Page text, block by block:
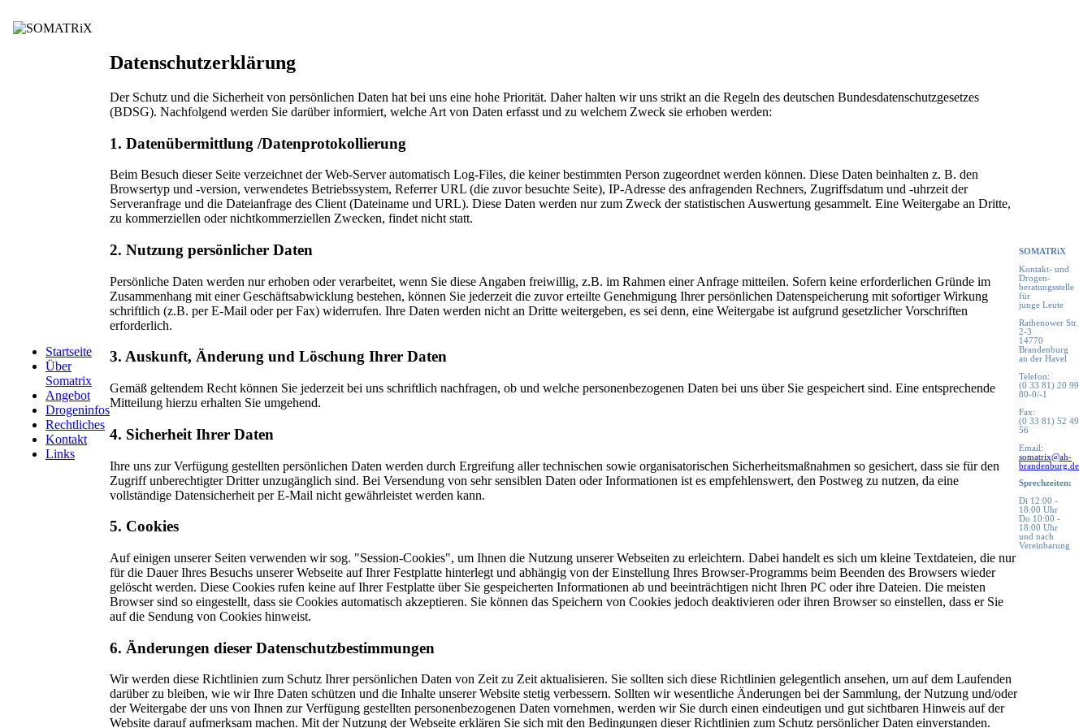
Startseite
Über
Somatrix
Angebot
Drogeninfos
Rechtliches
Kontakt
Links
Datenschutzerklärung
Der Schutz und die Sicherheit von persönlichen Daten hat bei uns eine hohe Priorität. Daher halten wir uns strikt an die Regeln des deutschen Bundesdatenschutzgesetzes
(BDSG). Nachfolgend werden Sie darüber informiert, welche Art von Daten erfasst und zu welchem Zweck sie erhoben werden:
1. Datenübermittlung /Datenprotokollierung
Beim Besuch dieser Seite verzeichnet der Web-Server automatisch Log-Files, die keiner bestimmten Person zugeordnet werden können. Diese Daten beinhalten z. B. den
Browsertyp und -version, verwendetes Betriebssystem, Referrer URL (die zuvor besuchte Seite), IP-Adresse des anfragenden Rechners, Zugriffsdatum und -uhrzeit der
Serveranfrage und die Dateianfrage des Client (Dateiname und URL). Diese Daten werden nur zum Zweck der statistischen Auswertung gesammelt. Eine Weitergabe an Dritte,
zu kommerziellen oder nichtkommerziellen Zwecken, findet nicht statt.
2. Nutzung persönlicher Daten
Persönliche Daten werden nur erhoben oder verarbeitet, wenn Sie diese Angaben freiwillig, z.B. im Rahmen einer Anfrage mitteilen. Sofern keine erforderlichen Gründe im
Zusammenhang mit einer Geschäftsabwicklung bestehen, können Sie jederzeit die zuvor erteilte Genehmigung Ihrer persönlichen Datenspeicherung mit sofortiger Wirkung
schriftlich (z.B. per E-Mail oder per Fax) widerrufen. Ihre Daten werden nicht an Dritte weitergeben, es sei denn, eine Weitergabe ist aufgrund gesetzlicher Vorschriften
erforderlich.
3. Auskunft, Änderung und Löschung Ihrer Daten
Gemäß geltendem Recht können Sie jederzeit bei uns schriftlich nachfragen, ob und welche personenbezogenen Daten bei uns über Sie gespeichert sind. Eine entsprechende
Mitteilung hierzu erhalten Sie umgehend.
4. Sicherheit Ihrer Daten
Ihre uns zur Verfügung gestellten persönlichen Daten werden durch Ergreifung aller technischen sowie organisatorischen Sicherheitsmaßnahmen so gesichert, dass sie für den
Zugriff unberechtigter Dritter unzugänglich sind. Bei Versendung von sehr sensiblen Daten oder Informationen ist es empfehlenswert, den Postweg zu nutzen, da eine
vollständige Datensicherheit per E-Mail nicht gewährleistet werden kann.
5. Cookies
Auf einigen unserer Seiten verwenden wir sog. "Session-Cookies", um Ihnen die Nutzung unserer Webseiten zu erleichtern. Dabei handelt es sich um kleine Textdateien, die nur
für die Dauer Ihres Besuchs unserer Webseite auf Ihrer Festplatte hinterlegt und abhängig von der Einstellung Ihres Browser-Programms beim Beenden des Browsers wieder
gelöscht werden. Diese Cookies rufen keine auf Ihrer Festplatte über Sie gespeicherten Informationen ab und beeinträchtigen nicht Ihren PC oder ihre Dateien. Die meisten
Browser sind so eingestellt, dass sie Cookies automatisch akzeptieren. Sie können das Speichern von Cookies jedoch deaktivieren oder ihren Browser so einstellen, dass er Sie
auf die Sendung von Cookies hinweist.
6. Änderungen dieser Datenschutzbestimmungen
Wir werden diese Richtlinien zum Schutz Ihrer persönlichen Daten von Zeit zu Zeit aktualisieren. Sie sollten sich diese Richtlinien gelegentlich ansehen, um auf dem Laufenden
darüber zu bleiben, wie wir Ihre Daten schützen und die Inhalte unserer Website stetig verbessern. Sollten wir wesentliche Änderungen bei der Sammlung, der Nutzung und/oder
der Weitergabe der uns von Ihnen zur Verfügung gestellten personenbezogenen Daten vornehmen, werden wir Sie durch einen eindeutigen und gut sichtbaren Hinweis auf der
Website darauf aufmerksam machen. Mit der Nutzung der Webseite erklären Sie sich mit den Bedingungen dieser Richtlinien zum Schutz persönlicher Daten einverstanden.
SOMATRiX
Kontakt- und
Drogen-
beratungsstelle
für
junge Leute
Rathenower Str.
2-3
14770
Brandenburg
an der Havel
Telefon:
(0 33 81) 20 99
80-0/-1
Fax:
(0 33 81) 52 49
56
Email:
somatrix@ah-
brandenburg.de
Sprechzeiten:
Di 12:00 -
18:00 Uhr
Do 10:00 -
18:00 Uhr
und nach
Vereinbarung